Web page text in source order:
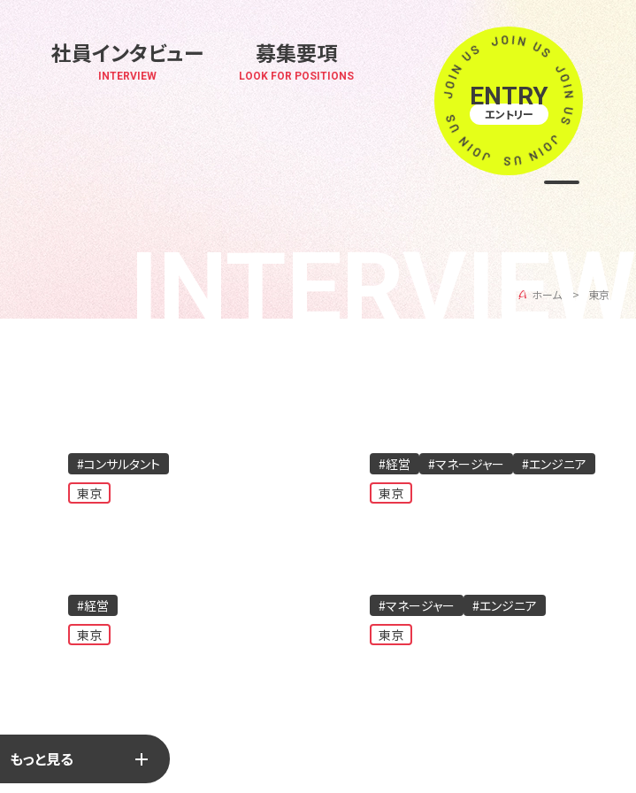
社員インタビュー
INTERVIEW
募集要項
LOOK FOR POSITIONS
エントリー
ENTRY
INTERVIEW
ホーム 東京
#コンサルタント
東京
#経営 #マネージャー
#エンジニア
東京
#経営
東京
#マネージャー
#エンジニア
東京
もっと見る